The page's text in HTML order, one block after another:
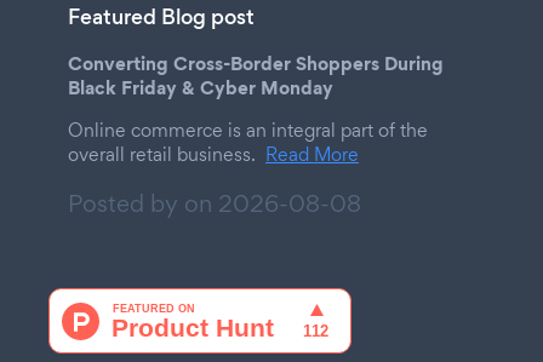
Featured Blog post
Converting Cross-Border Shoppers During
Black Friday & Cyber Monday
Online commerce is an integral part of the
overall retail business. Read More
Posted by on 2026-08-08